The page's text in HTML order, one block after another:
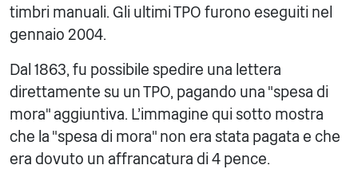
timbri manuali. Gli ultimi TPO furono eseguiti nel
gennaio 2004.
Dal 1863, fu possibile spedire una lettera
direttamente su un TPO, pagando una "spesa di
mora" aggiuntiva. L'immagine qui sotto mostra
che la "spesa di mora" non era stata pagata e che
era dovuto un affrancatura di 4 pence.